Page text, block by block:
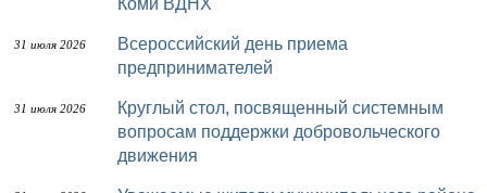
Коми ВДНХ
31 июля 2026
Всероссийский день приема
предпринимателей
31 июля 2026
Круглый стол, посвященный системным
вопросам поддержки добровольческого
движения